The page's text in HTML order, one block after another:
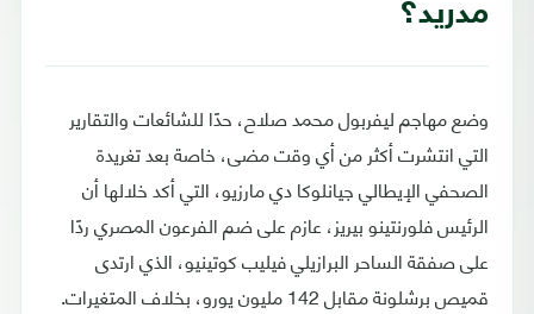
مدريد؟
وضع مهاجم ليفربول محمد صلاح، حدًا للشائعات والتقارير
التي انتشرت أكثر من أي وقت مضى، خاصة بعد تغريدة
الصحفي الإيطالي جيانلوكا دي مارزيو، التي أكد خلالها أن
الرئيس فلورنتينو بيريز، عازم على ضم الفرعون المصري ردًا
على صفقة الساحر البرازيلي فيليب كوتينيو، الذي ارتدى
قميص برشلونة مقابل 142 مليون يورو، بخلاف المتغيرات.